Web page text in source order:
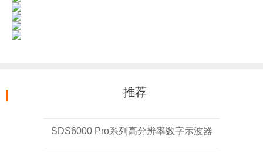
推荐
SDS6000 Pro系列高分辨率数字示波器